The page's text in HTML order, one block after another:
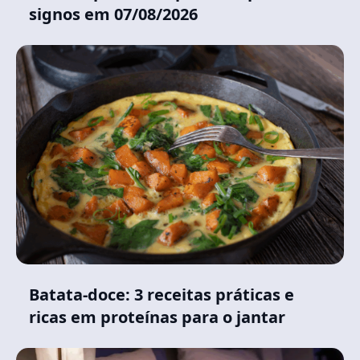
signos em 07/08/2026
Batata-doce: 3 receitas práticas e
ricas em proteínas para o jantar